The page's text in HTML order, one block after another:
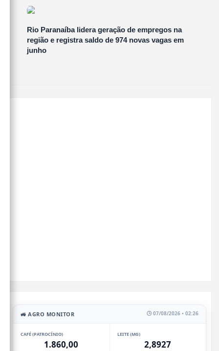
Rio Paranaíba lidera geração de empregos na
região e registra saldo de 974 novas vagas em
junho
🚜 AGRO MONITOR 🕒 07/08/2026 • 02:26
CAFÉ (PATROCÍNIO)
1.860,00
LEITE (MG)
2,8927